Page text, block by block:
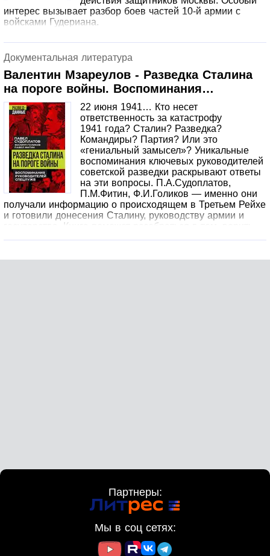
интерес вызывает разбор боев частей 10-й армии с
войсками Гудериана.
Документальная литература
Валентин Мзареулов - Разведка Сталина
на пороге войны. Воспоминания
руководителей спецслужб
22 июня 1941… Кто несет
ответственность за катастрофу
1941 года? Сталин? Разведка?
Командиры? Партия? Или это
«гениальный замысел»? Уникальные
воспоминания ключевых руководителей
советской разведки раскрывают ответы
на эти вопросы. П.А.Судоплатов,
П.М.Фитин, Ф.И.Голиков — именно они
получали информацию о происходящем в Третьем Рейхе
и готовили донесения Сталину, руководству армии и
государства. Книга поможет разобраться в том, верить
Партнеры:
Мы в соц сетях: